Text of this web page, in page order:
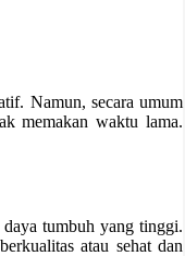
Namun, secara umum
memakan waktu lama.
tumbuh yang tinggi.
atau sehat dan